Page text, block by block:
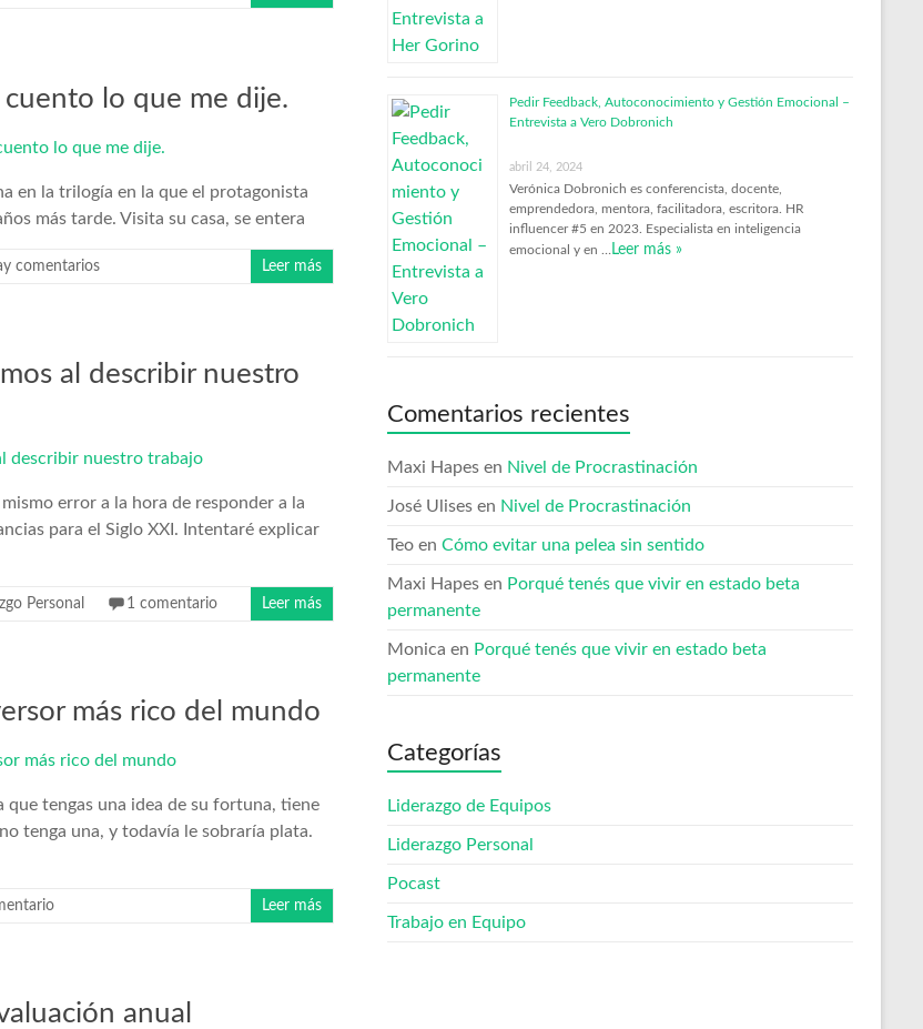
lo que me dije.
en la trilogía en la que el protagonista
más tarde. Visita su casa, se entera
comentarios Leer más
al describir nuestro
error a la hora de responder a la
para el Siglo XXI. Intentaré explicar
Personal 1 comentario Leer más
más rico del mundo
que tengas una idea de su fortuna, tiene
tenga una, y todavía le sobraría plata.
Leer más
anual
Pedir Feedback, Autoconocimiento y Gestión Emocional –
Entrevista a Vero Dobronich
abril 24, 2024
Verónica Dobronich es conferencista, docente,
emprendedora, mentora, facilitadora, escritora. HR
influencer #5 en 2023. Especialista en inteligencia
emocional y en …
Leer más »
Comentarios recientes
Maxi Hapes en Nivel de Procrastinación
José Ulises en Nivel de Procrastinación
Teo en Cómo evitar una pelea sin sentido
Maxi Hapes en Porqué tenés que vivir en estado beta
permanente
Monica en Porqué tenés que vivir en estado beta
permanente
Categorías
Liderazgo de Equipos
Liderazgo Personal
Pocast
Trabajo en Equipo